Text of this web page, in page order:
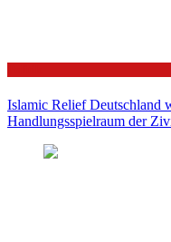
Islamic Relief Deutschland
Handlungsspielraum der